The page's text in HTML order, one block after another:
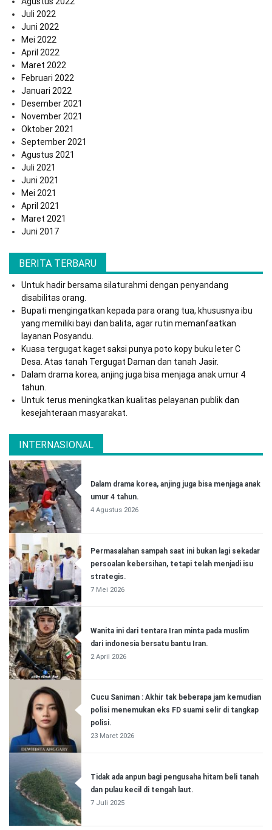
Juli 2022
Juni 2022
Mei 2022
April 2022
Maret 2022
Februari 2022
Januari 2022
Desember 2021
November 2021
Oktober 2021
September 2021
Agustus 2021
Juli 2021
Juni 2021
Mei 2021
April 2021
Maret 2021
Juni 2017
BERITA TERBARU
Untuk hadir bersama silaturahmi dengan penyandang
disabilitas orang.
Bupati mengingatkan kepada para orang tua, khususnya ibu
yang memiliki bayi dan balita, agar rutin memanfaatkan
layanan Posyandu.
Kuasa tergugat kaget saksi punya poto kopy buku leter C
Desa. Atas tanah Tergugat Daman dan tanah Jasir.
Dalam drama korea, anjing juga bisa menjaga anak umur 4
tahun.
Untuk terus meningkatkan kualitas pelayanan publik dan
kesejahteraan masyarakat.
INTERNASIONAL
Dalam drama korea, anjing juga bisa menjaga anak
umur 4 tahun.
4 Agustus 2026
Permasalahan sampah saat ini bukan lagi sekadar
persoalan kebersihan, tetapi telah menjadi isu
strategis.
7 Mei 2026
Wanita ini dari tentara Iran minta pada muslim
dari indonesia bersatu bantu Iran.
2 April 2026
Cucu Saniman : Akhir tak beberapa jam kemudian
polisi menemukan eks FD suami selir di tangkap
polisi.
23 Maret 2026
Tidak ada anpun bagi pengusaha hitam beli tanah
dan pulau kecil di tengah laut.
7 Juli 2025